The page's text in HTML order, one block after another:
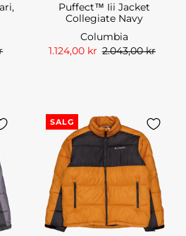
Puffect™ Iii Jacket
Collegiate Navy
Columbia
1.124,00 kr 2.043,00 kr
SALG